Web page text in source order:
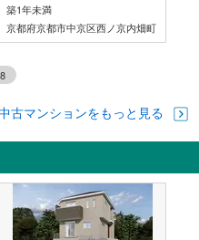
築1年未満
京都府京都市中京区西ノ京内畑町
8
古マンションをもっと見る